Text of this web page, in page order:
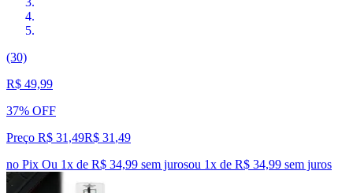
(30)
R$ 49,99
37% OFF
Preço R$ 31,49R$ 31 ,49
no Pix Ou 1x de R$ 34,99 sem jurosou 1x de R$ 34,99 sem juros